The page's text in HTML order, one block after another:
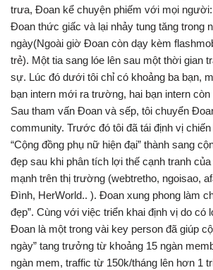
trưa, Đoan kể chuyện phiếm với mọi người:
Đoan thức giấc và lại nhảy tung tăng trong
ngày(Ngoài giờ Đoan còn dạy kèm
trẻ). Một tia sang lóe lên sau một thời gian
sự. Lúc đó dưới tôi chỉ có khoảng ba bạn,
bạn intern mới ra trường, hai bạn intern còn
Sau tham vấn Đoan và sếp, tôi chuyển
community. Trước đó tôi đã tái định vị
“Cộng đồng phụ nữ hiện đại” thành sang
đẹp sau khi phân tích lợi thế cạnh tranh
mạnh trên thị trường (webtretho, ngoisao,
Đình, HerWorld.. ). Đoan xung phong làm
đẹp”. Cùng với việc triển khai định vị do có
Đoan là một trong vài key person đã giúp
ngày” tang trưởng từ khoảng 15 ngàn
ngàn mem, traffic từ 150k/tháng lên hơn 1